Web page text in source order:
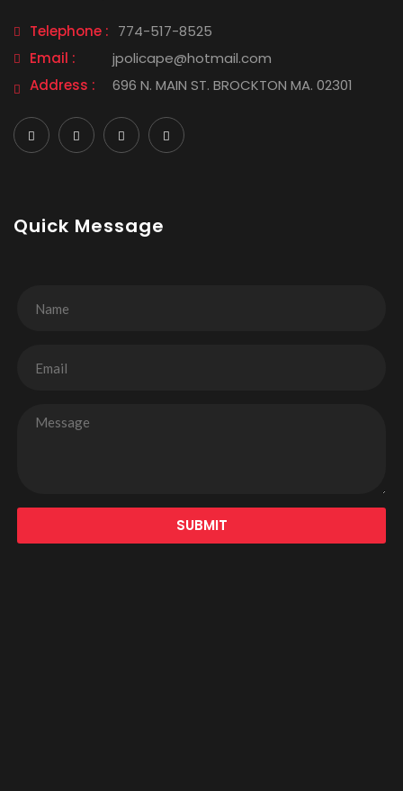
Telephone : 774-517-8525
Email :
jpolicape@hotmail.com
Address :
696 N. MAIN ST. BROCKTON MA. 02301
Quick Message